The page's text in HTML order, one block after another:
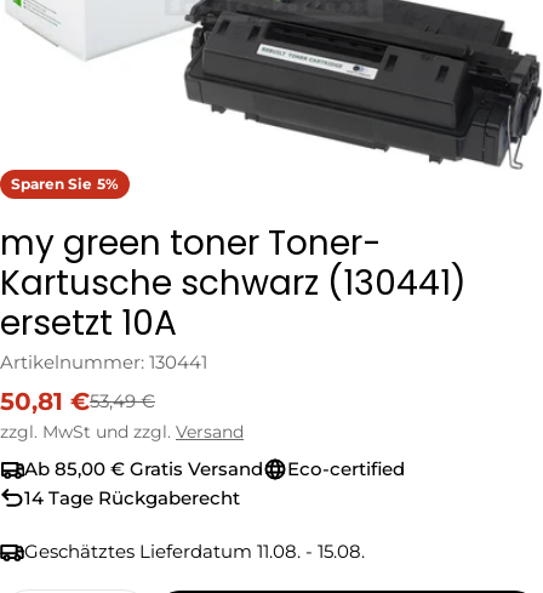
Sparen Sie 5%
my green toner Toner-
Kartusche schwarz (130441)
ersetzt 10A
Artikelnummer: 130441
Verkaufspreis
50,81 €
Regulärer
Preis
53,49 €
zzgl. MwSt und zzgl. Versand
Ab 85,00 € Gratis Versand
Eco-certified
14 Tage Rückgaberecht
Geschätztes Lieferdatum 11.08. - 15.08.